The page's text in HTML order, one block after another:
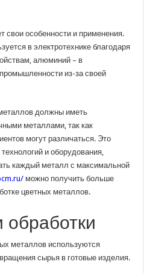
свои особенности и применения.
в электротехнике благодаря
алюминий – в
из-за своей
должны иметь
металлами, так как
могут различаться. Это
и оборудования,
каждый металл с максимальной
можно получить больше
цветных металлов.
обработки
металлов используются
сырья в готовые изделия.